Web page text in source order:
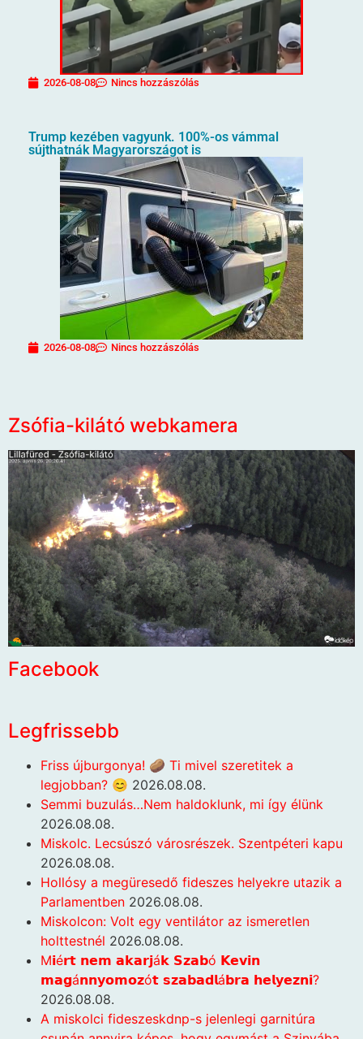
2026-08-08 Nincs hozzászólás
Trump kezében vagyunk. 100%-os vámmal
sújthatnák Magyarországot is
2026-08-08 Nincs hozzászólás
Zsófia-kilátó webkamera
Facebook
Legfrissebb
Friss újburgonya! 🥔 Ti mivel szeretitek a
legjobban? 😊 2026.08.08.
Semmi buzulás…Nem haldoklunk, mi így élünk
2026.08.08.
Miskolc. Lecsúszó városrészek. Szentpéteri kapu
2026.08.08.
Hollósy a megüresedő fideszes helyekre utazik a
Parlamentben 2026.08.08.
Miskolcon: Volt egy ventilátor az ismeretlen
holttestnél 2026.08.08.
M𝗶é𝗿𝘁 𝗻𝗲𝗺 𝗮𝗸𝗮𝗿𝗷á𝗸 𝗦𝘇𝗮𝗯ó 𝗞𝗲𝘃𝗶𝗻
𝗺𝗮𝗴á𝗻𝗻𝘆𝗼𝗺𝗼𝘇ó𝘁 𝘀𝘇𝗮𝗯𝗮𝗱𝗹á𝗯𝗿𝗮 𝗵𝗲𝗹𝘆𝗲𝘇𝗻𝗶?
2026.08.08.
A miskolci fideszeskdnp-s jelenlegi garnitúra